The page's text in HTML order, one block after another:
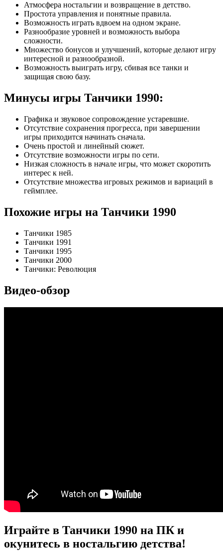
Атмосфера ностальгии и возвращение в детство.
Простота управления и понятные правила.
Возможность играть вдвоем на одном экране.
Разнообразие уровней и возможность выбора
сложности.
Множество бонусов и улучшений, которые делают игру
интересной и разнообразной.
Возможность выиграть игру, сбивая все танки и
защищая свою базу.
Минусы игры Танчики 1990:
Графика и звуковое сопровождение устаревшие.
Отсутствие сохранения прогресса, при завершении
игры приходится начинать сначала.
Очень простой и линейный сюжет.
Отсутствие возможности игры по сети.
Низкая сложность в начале игры, что может скоротить
интерес к ней.
Отсутствие множества игровых режимов и вариаций в
геймплее.
Похожие игры на Танчики 1990
Танчики 1985
Танчики 1991
Танчики 1995
Танчики 2000
Танчики: Революция
Видео-обзор
Играйте в Танчики 1990 на ПК и
окунитесь в ностальгию детства!